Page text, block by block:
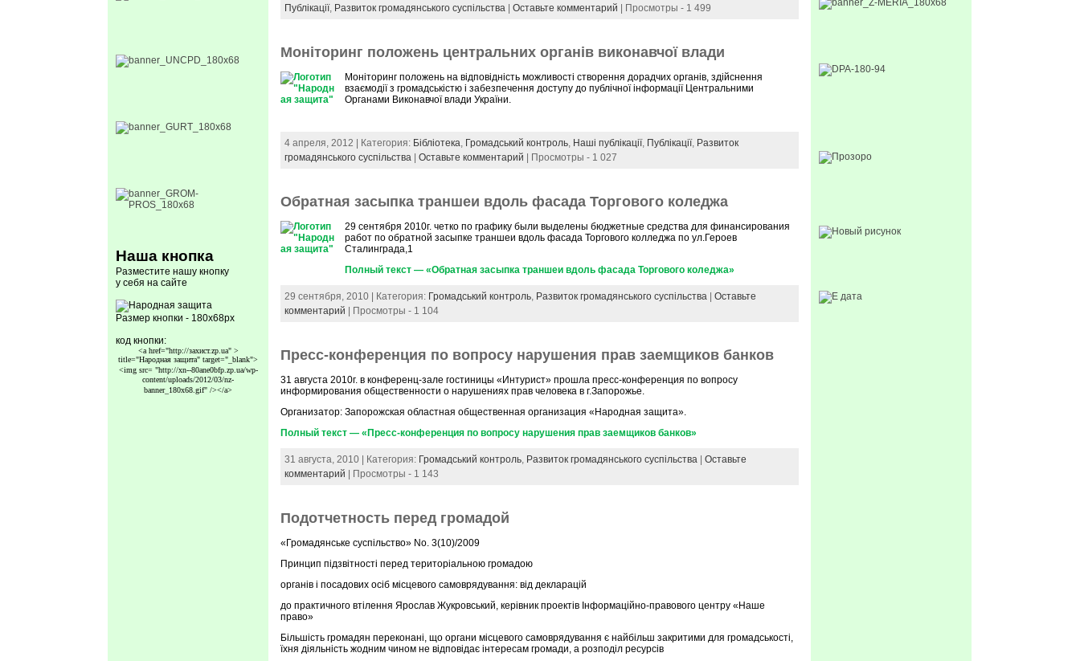
Наша кнопка
Разместите нашу кнопку
у себя на сайте
Размер кнопки - 180x68px
код кнопки:
<a href="http://захист.zp.ua" >
title="Народная защита" target="_blank">
<img src= "http://xn--80ane0bfp.zp.ua/wp-
content/uploads/2012/03/nz-
banner_180x68.gif" /></a>
Публікації, Развиток громадянського суспільства |Оставьте комментарий | Просмотры - 1 499
Моніторинг положень центральних органів виконавчої влади
Моніторинг положень на відповідність можливості створення дорадчих органів, здійснення
взаємодії з громадськістю і забезпечення доступу до публічної інформації Центральними
Органами Виконавчої влади України.
4 апреля, 2012 | Категория: Бібліотека, Громадський контроль, Наші публікації, Публікації, Развиток
громадянського суспільства |Оставьте комментарий | Просмотры - 1 027
Обратная засыпка траншеи вдоль фасада Торгового коледжа
29 сентября 2010г. четко по графику были выделены бюджетные средства для финансирования
работ по обратной засыпке траншеи вдоль фасада Торгового колледжа по ул.Героев
Сталинграда,1
Полный текст — «Обратная засыпка траншеи вдоль фасада Торгового коледжа»
29 сентября, 2010 | Категория: Громадський контроль, Развиток громадянського суспільства |Оставьте
комментарий
| Просмотры - 1 104
Пресс-конференция по вопросу нарушения прав заемщиков банков
31 августа 2010г. в конференц-зале гостиницы «Интурист» прошла пресс-конференция по вопросу
информирования общественности о нарушениях прав человека в г.Запорожье.
Организатор: Запорожская областная общественная организация «Народная защита».
Полный текст — «Пресс-конференция по вопросу нарушения прав заемщиков банков»
31 августа, 2010 | Категория: Громадський контроль, Развиток громадянського суспільства |Оставьте
комментарий
| Просмотры - 1 143
Подотчетность перед громадой
«Громадянське суспільство» No. 3(10)/2009
Принцип підзвітності перед територіальною громадою
органів і посадових осіб місцевого самоврядування: від декларацій
до практичного втілення Ярослав Жукровський, керівник проектів Інформаційно-правового центру «Наше
право»
Більшість громадян переконані, що органи місцевого самоврядування є найбільш закритими для громадськості,
їхня діяльність жодним чином не відповідає інтересам громади, а розподіл ресурсів